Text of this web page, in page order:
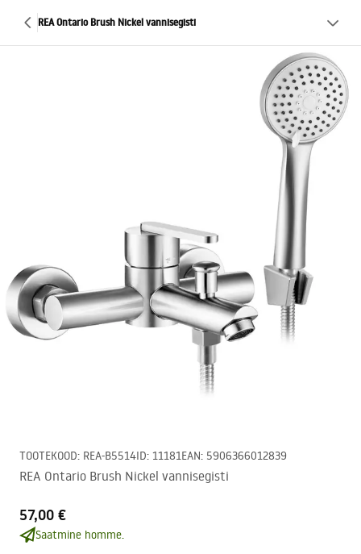
REA Ontario Brush Nickel vannisegisti
TOOTEKOOD: REA-B5514ID: 11181EAN: 5906366012839
REA Ontario Brush Nickel vannisegisti
57,00 €
Saatmine homme.